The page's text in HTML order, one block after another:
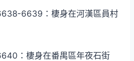
6639：棲身在河漢區員村
：棲身在番禺區年夜石街